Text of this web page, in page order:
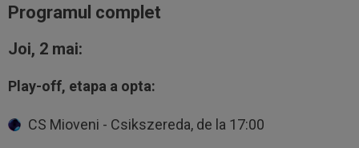
Programul complet
Joi, 2 mai:
Play-off, etapa a opta:
CS Mioveni - Csikszereda, de la 17:00